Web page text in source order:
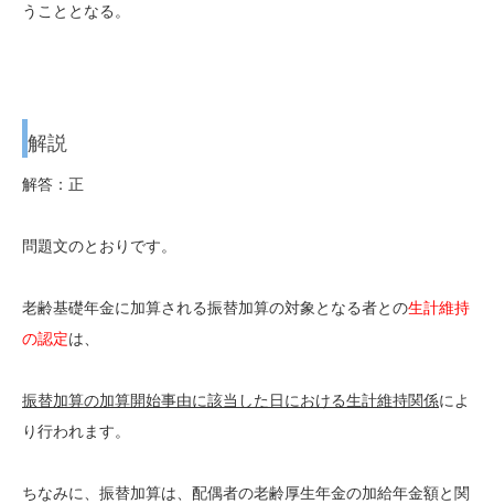
うこととなる。
解説
解答：正
問題文のとおりです。
老齢基礎年金に加算される振替加算の対象となる者との生計維持
の認定は、
振替加算の加算開始事由に該当した日における生計維持関係によ
り行われます。
ちなみに、振替加算は、配偶者の老齢厚生年金の加給年金額と関